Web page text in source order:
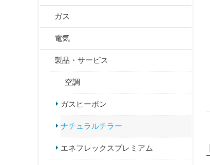
ガス
電気
製品・サービス
空調
ガスヒーポン
ナチュラルチラー
エネフレックスプレミアム